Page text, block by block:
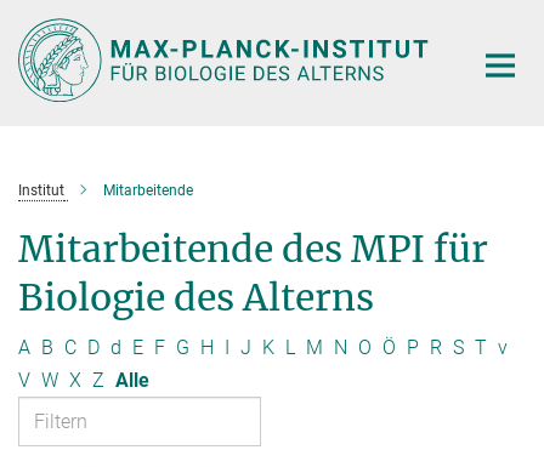
Hauptinhalt
Institut Mitarbeitende
Mitarbeitende des MPI für
Biologie des Alterns
A B C D d E F G H I J K L M N O Ö P R S T v
V W X Z Alle